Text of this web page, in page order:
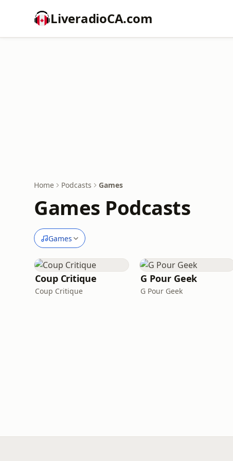
LiveradioCA.com
Home Podcasts Games
Games Podcasts
Games
Coup Critique
Coup Critique
G Pour Geek
G Pour Geek